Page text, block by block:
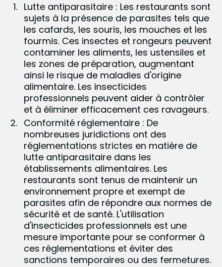
Lutte antiparasitaire : Les restaurants sont
sujets à la présence de parasites tels que
les cafards, les souris, les mouches et les
fourmis. Ces insectes et rongeurs peuvent
contaminer les aliments, les ustensiles et
les zones de préparation, augmentant
ainsi le risque de maladies d'origine
alimentaire. Les insecticides
professionnels peuvent aider à contrôler
et à éliminer efficacement ces ravageurs.
Conformité réglementaire : De
nombreuses juridictions ont des
réglementations strictes en matière de
lutte antiparasitaire dans les
établissements alimentaires. Les
restaurants sont tenus de maintenir un
environnement propre et exempt de
parasites afin de répondre aux normes de
sécurité et de santé. L'utilisation
d'insecticides professionnels est une
mesure importante pour se conformer à
ces réglementations et éviter des
sanctions temporaires ou des fermetures.